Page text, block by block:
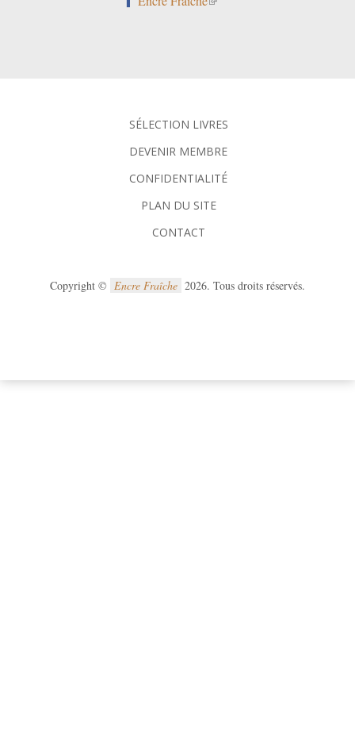
SÉLECTION LIVRES
DEVENIR MEMBRE
CONFIDENTIALITÉ
PLAN DU SITE
CONTACT
Copyright © Encre Fraîche 2026. Tous droits réservés.